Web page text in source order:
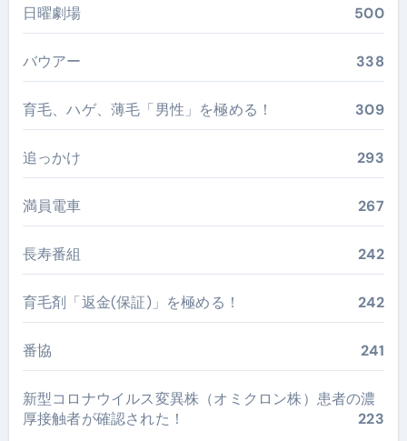
日曜劇場 500
バウアー 338
育毛、ハゲ、薄毛「男性」を極める！ 309
追っかけ 293
満員電車 267
長寿番組 242
育毛剤「返金(保証)」を極める！ 242
番協 241
新型コロナウイルス変異株（オミクロン株）患者の濃
厚接触者が確認された！
223